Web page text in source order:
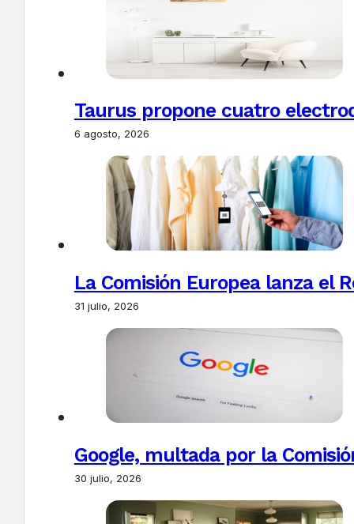
Taurus propone cuatro
6 agosto, 2026
La Comisión Europea lanza el
31 julio, 2026
Google, multada por la
30 julio, 2026